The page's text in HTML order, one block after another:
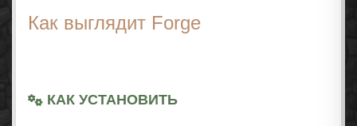
Как выглядит Forge
КАК УСТАНОВИТЬ